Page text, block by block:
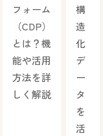
フォーム
（CDP）
とは？機
能や活用
方法を詳
しく解説
構
造
化
デ
ー
タ
を
活